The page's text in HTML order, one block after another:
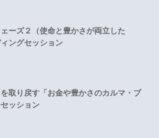
ーズ２（使命と豊かさが両立した
ングセッション
取り戻す「お金や豊かさのカルマ・ブ
ッション